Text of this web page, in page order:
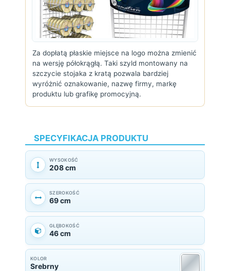
Za dopłatą płaskie miejsce na logo można zmienić
na wersję półokrągłą. Taki szyld montowany na
szczycie stojaka z kratą pozwala bardziej
wyróżnić oznakowanie, nazwę firmy, markę
produktu lub grafikę promocyjną.
SPECYFIKACJA PRODUKTU
WYSOKOŚĆ
208 cm
SZEROKOŚĆ
69 cm
GŁĘBOKOŚĆ
46 cm
KOLOR
Srebrny